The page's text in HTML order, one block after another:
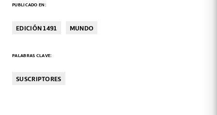
PUBLICADO EN:
EDICIÓN 1491 MUNDO
PALABRAS CLAVE:
SUSCRIPTORES